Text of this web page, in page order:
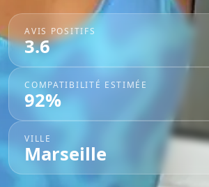
AVIS POSITIFS
3.6
COMPATIBILITÉ ESTIMÉE
92%
VILLE
Marseille